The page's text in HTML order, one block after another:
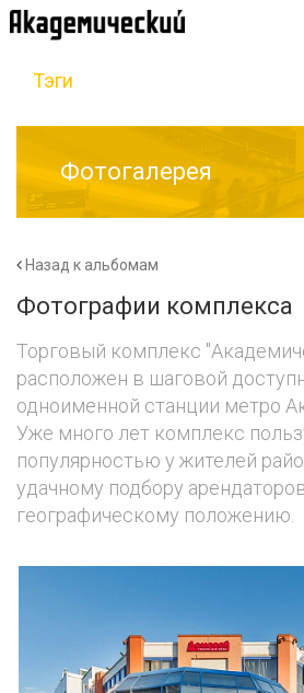
Тэги
Фотогалерея
Назад к альбомам
Фотографии комплекса
Торговый комплекс
расположен в шаговой
одноименной станции метро
Уже много лет комплекс
популярностью у жителей
удачному подбору
географическому положению.